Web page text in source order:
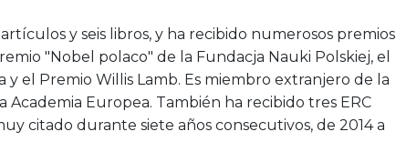
y seis libros, y ha recibido numerosos premios
"Nobel polaco" de la Fundacja Nauki Polskiej, el
y el Premio Willis Lamb. Es miembro extranjero de la
Academia Europea. También ha recibido tres ERC
citado durante siete años consecutivos, de 2014 a